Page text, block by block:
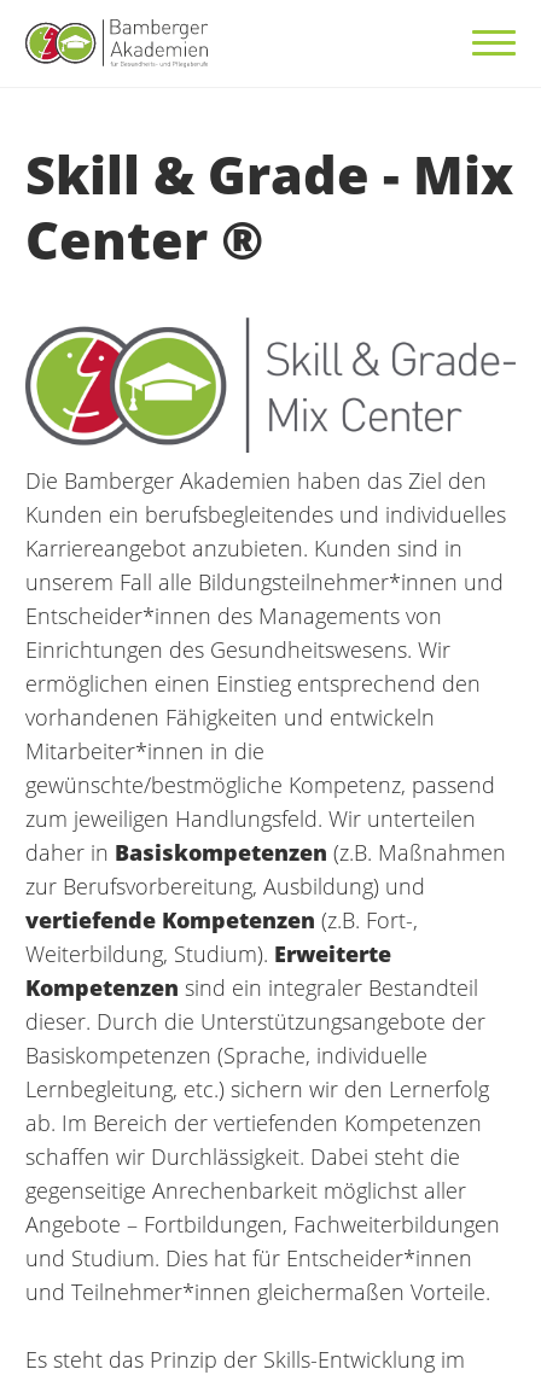
Skill & Grade - Mix
Center ®
Die Bamberger Akademien haben das Ziel den
Kunden ein berufsbegleitendes und individuelles
Karriereangebot anzubieten. Kunden sind in
unserem Fall alle Bildungsteilnehmer*innen und
Entscheider*innen des Managements von
Einrichtungen des Gesundheitswesens. Wir
ermöglichen einen Einstieg entsprechend den
vorhandenen Fähigkeiten und entwickeln
Mitarbeiter*innen in die
gewünschte/bestmögliche Kompetenz, passend
zum jeweiligen Handlungsfeld. Wir unterteilen
daher in Basiskompetenzen (z.B. Maßnahmen
zur Berufsvorbereitung, Ausbildung) und
vertiefende Kompetenzen (z.B. Fort-,
Weiterbildung, Studium). Erweiterte
Kompetenzen sind ein integraler Bestandteil
dieser. Durch die Unterstützungsangebote der
Basiskompetenzen (Sprache, individuelle
Lernbegleitung, etc.) sichern wir den Lernerfolg
ab. Im Bereich der vertiefenden Kompetenzen
schaffen wir Durchlässigkeit. Dabei steht die
gegenseitige Anrechenbarkeit möglichst aller
Angebote – Fortbildungen, Fachweiterbildungen
und Studium. Dies hat für Entscheider*innen
und Teilnehmer*innen gleichermaßen Vorteile.
Es steht das Prinzip der Skills-Entwicklung im